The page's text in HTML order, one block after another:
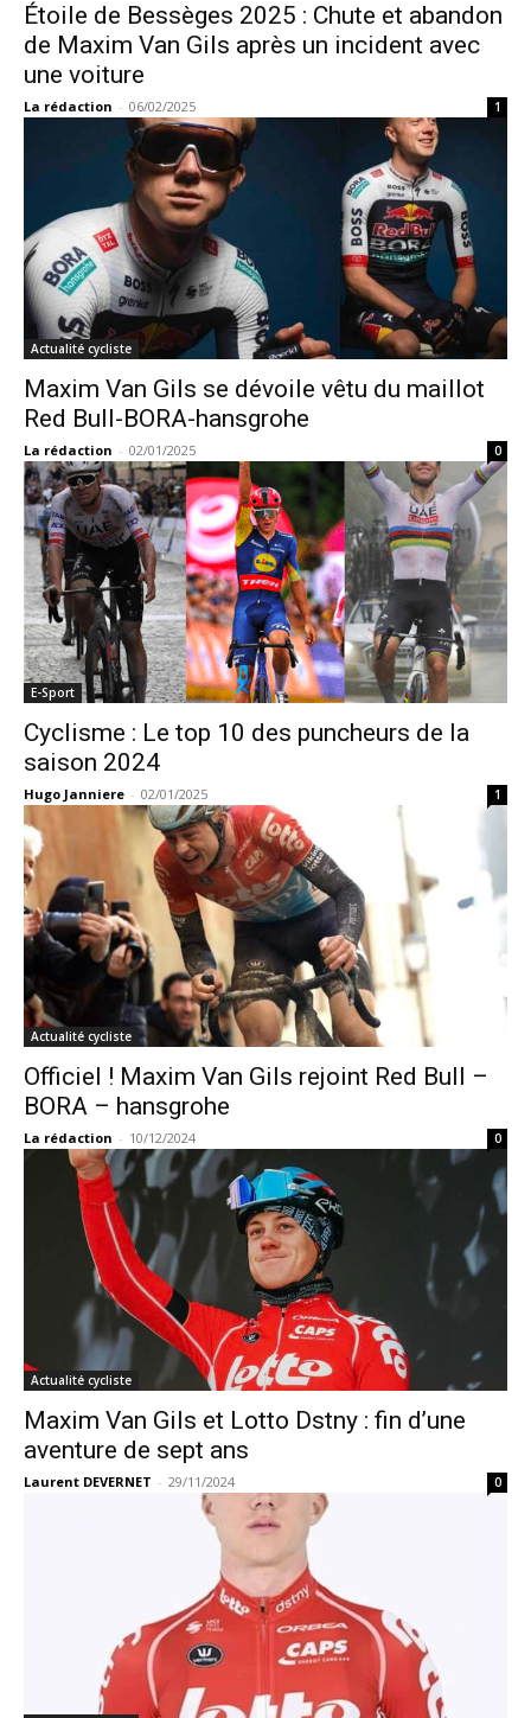
Étoile de Bessèges 2025 : Chute et abandon
de Maxim Van Gils après un incident avec
une voiture
La rédaction - 06/02/2025 1
Actualité cycliste
Maxim Van Gils se dévoile vêtu du maillot
Red Bull-BORA-hansgrohe
La rédaction - 02/01/2025 0
E-Sport
Cyclisme : Le top 10 des puncheurs de la
saison 2024
Hugo Janniere - 02/01/2025 1
Actualité cycliste
Officiel ! Maxim Van Gils rejoint Red Bull –
BORA – hansgrohe
La rédaction - 10/12/2024 0
Actualité cycliste
Maxim Van Gils et Lotto Dstny : fin d’une
aventure de sept ans
Laurent DEVERNET - 29/11/2024 0